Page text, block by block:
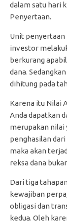
dalam satu hari
Penyertaan.
Unit penyertaan
investor
berkurang
dana.
dihitung pada
Karena itu Nilai
Anda dapatkan
merupakan nilai
penghasilan
maka akan
reksa dana
Dari tiga
kewajiban
obligasi dan
kedua. Oleh